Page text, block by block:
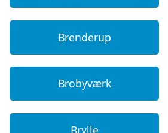
Brenderup
Brobyværk
Brylle